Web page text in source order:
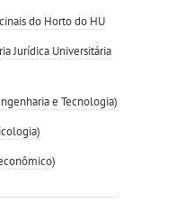
do Horto do HU
Jurídica Universitária
e Tecnologia)